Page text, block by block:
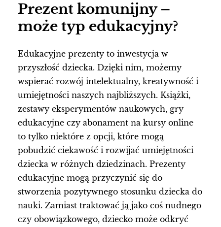
Prezent komunijny –
może typ edukacyjny?
Edukacyjne prezenty to inwestycja w
przyszłość dziecka. Dzięki nim, możemy
wspierać rozwój intelektualny, kreatywność i
umiejętności naszych najbliższych. Książki,
zestawy eksperymentów naukowych, gry
edukacyjne czy abonament na kursy online
to tylko niektóre z opcji, które mogą
pobudzić ciekawość i rozwijać umiejętności
dziecka w różnych dziedzinach. Prezenty
edukacyjne mogą przyczynić się do
stworzenia pozytywnego stosunku dziecka do
nauki. Zamiast traktować ją jako coś nudnego
czy obowiązkowego, dziecko może odkryć